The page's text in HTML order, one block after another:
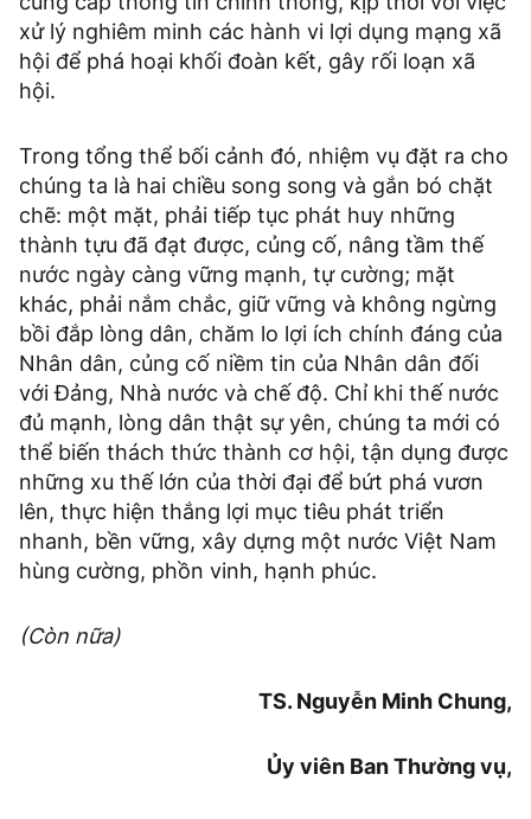
xử lý nghiêm minh các hành vi lợi dụng mạng xã
hội để phá hoại khối đoàn kết, gây rối loạn xã
hội.
Trong tổng thể bối cảnh đó, nhiệm vụ đặt ra cho
chúng ta là hai chiều song song và gắn bó chặt
chẽ: một mặt, phải tiếp tục phát huy những
thành tựu đã đạt được, củng cố, nâng tầm thế
nước ngày càng vững mạnh, tự cường; mặt
khác, phải nắm chắc, giữ vững và không ngừng
bồi đắp lòng dân, chăm lo lợi ích chính đáng của
Nhân dân, củng cố niềm tin của Nhân dân đối
với Đảng, Nhà nước và chế độ. Chỉ khi thế nước
đủ mạnh, lòng dân thật sự yên, chúng ta mới có
thể biến thách thức thành cơ hội, tận dụng được
những xu thế lớn của thời đại để bứt phá vươn
lên, thực hiện thắng lợi mục tiêu phát triển
nhanh, bền vững, xây dựng một nước Việt Nam
hùng cường, phồn vinh, hạnh phúc.
(Còn nữa)
TS. Nguyễn Minh Chung,
Ủy viên Ban Thường vụ,